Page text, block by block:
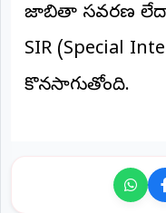
జాబితా సవరణ లేదా
SIR (Special
కొనసాగుతోంది.